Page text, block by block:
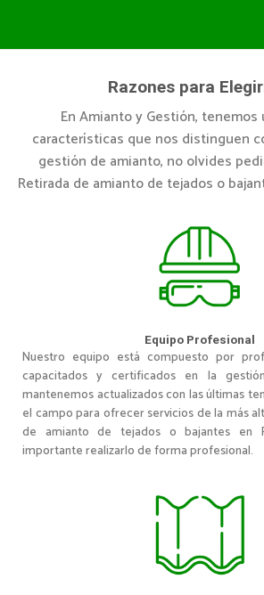
Razones para
En Amianto y Gestión, tenemos
características que nos distinguen
gestión de amianto, no olvides
Retirada de amianto de tejados o
Equipo Profesional
Nuestro equipo está compuesto por
capacitados y certificados en la
mantenemos actualizados con las últimas
el campo para ofrecer servicios de la más
de amianto de tejados o bajantes en
importante realizarlo de forma profesional.